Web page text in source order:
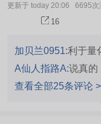
更新于 today 20:06 6695次
16
加贝兰0951:利于量
A仙人指路A:说真的
查看全部25条评论 >